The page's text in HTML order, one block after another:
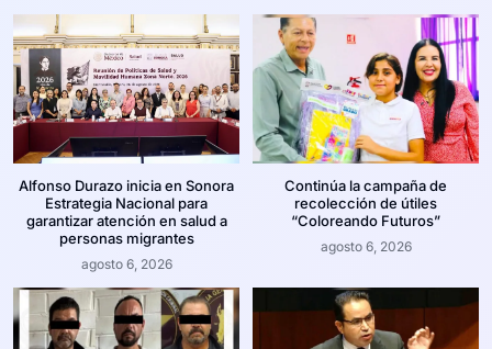
Alfonso Durazo inicia en Sonora
Estrategia Nacional para
garantizar atención en salud a
personas migrantes
agosto 6, 2026
Continúa la campaña de
recolección de útiles
“Coloreando Futuros”
agosto 6, 2026